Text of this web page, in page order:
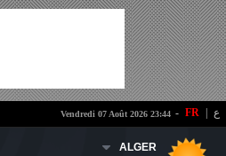
- FR ع Vendredi 07 Août 2026 23:44
ALGER